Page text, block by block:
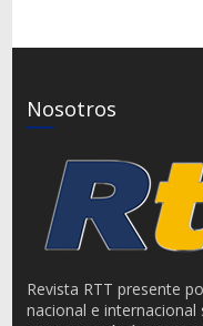
Nosotros
Revista RTT presente
nacional e